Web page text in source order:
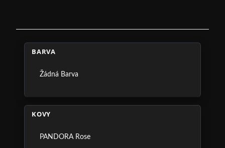
BARVA
Žádná Barva
KOVY
PANDORA Rose